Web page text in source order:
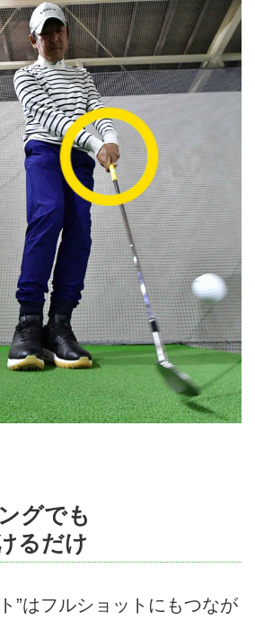
グでも
るだけ
”はフルショットにもつなが